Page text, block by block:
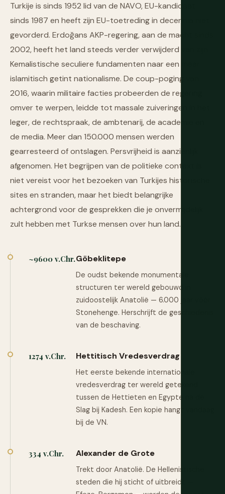
Turkije is sinds 1952 lid van de NAVO, EU-kandidaat
sinds 1987 en heeft zijn EU-toetreding in decennia niet
gevorderd. Erdoğans AKP-regering, aan de macht sinds
2002, heeft het land steeds verder verwijderd van zijn
Kemalistische seculiere fundamenten naar een meer
islamitisch getint nationalisme. De coup-poging van
2016, waarin militaire facties probeerden de regering
omver te werpen, leidde tot massale zuiveringen in het
leger, de rechtspraak, de ambtenarij, de academie en
de media. Meer dan 150.000 mensen werden
gearresteerd of ontslagen. Persvrijheid is aanzienlijk
afgenomen. Het begrijpen van de politieke context is
niet vereist voor het bezoeken van Turkijes historische
sites en stranden, maar het biedt belangrijke
achtergrond voor de gesprekken die je onvermijdelijk
zult hebben met Turkse mensen over hun land.
~9600 v.Chr.Göbeklitepe
De oudst bekende monumentale
structuren ter wereld gebouwd in
zuidoostelijk Anatolië — 6.000 jaar vóór
Stonehenge. Herschrijft de geschiedenis
van de beschaving.
1274 v.Chr. Hettitisch Vredesverdrag
Het eerste bekende internationale
vredesverdrag ter wereld getekend
tussen de Hettieten en Egypte na de
Slag bij Kadesh. Een kopie hangt vandaag
bij de VN.
334 v.Chr. Alexander de Grote
Trekt door Anatolië. De Hellenistische
steden die hij sticht of uitbreidt —